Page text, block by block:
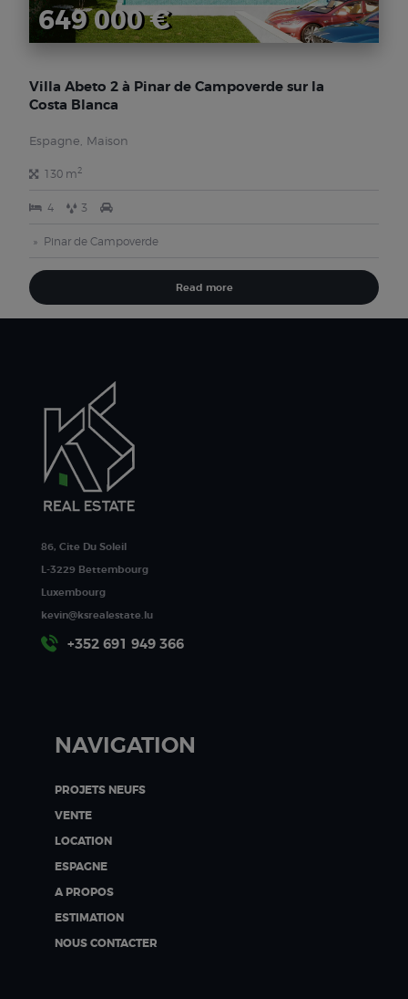
649 000 €
Villa Abeto 2 à Pinar de Campoverde sur la
Costa Blanca
Espagne, Maison
130 m2
4 3
Pinar de Campoverde
Read more
86, Cite Du Soleil
L-3229 Bettembourg
Luxembourg
kevin@ksrealestate.lu
+352 691 949 366
NAVIGATION
PROJETS NEUFS
VENTE
LOCATION
ESPAGNE
A PROPOS
ESTIMATION
NOUS CONTACTER